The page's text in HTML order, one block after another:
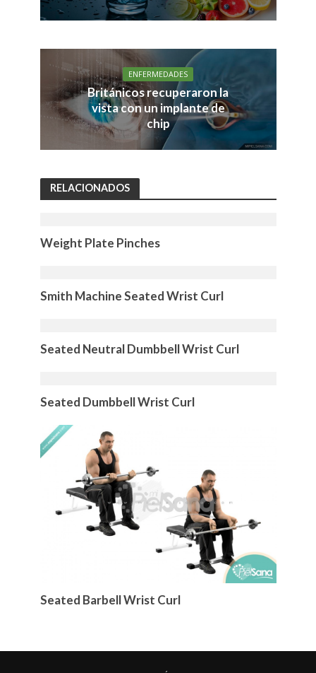
ENFERMEDADES
Británicos recuperaron la
vista con un implante de
chip
RELACIONADOS
Weight Plate Pinches
Smith Machine Seated Wrist Curl
Seated Neutral Dumbbell Wrist Curl
Seated Dumbbell Wrist Curl
Seated Barbell Wrist Curl